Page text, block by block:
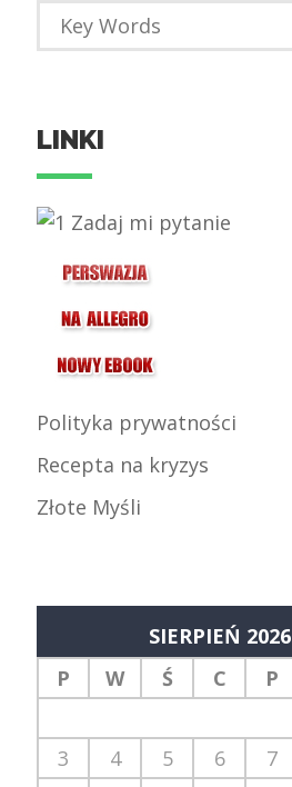
LINKI
Polityka prywatności
Recepta na kryzys
Złote Myśli
SIERPIEŃ 2026
P
W Ś C P
3
4 5 6 7